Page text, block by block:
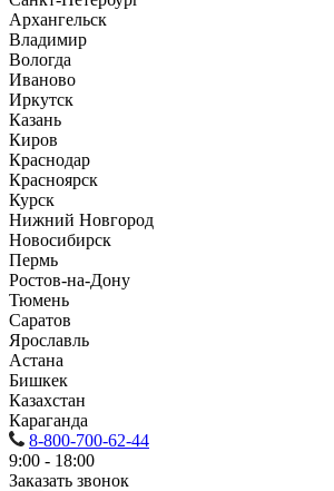
Архангельск
Владимир
Вологда
Иваново
Иркутск
Казань
Киров
Краснодар
Красноярск
Курск
Нижний Новгород
Новосибирск
Пермь
Ростов-на-Дону
Тюмень
Саратов
Ярославль
Астана
Бишкек
Казахстан
Караганда
8-800-700-62-44
9:00 - 18:00
Заказать звонок